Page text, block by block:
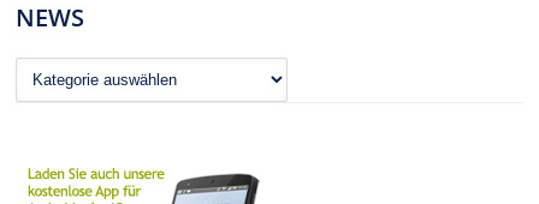
NEWS
News